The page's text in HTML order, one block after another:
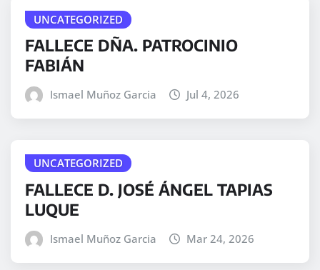
UNCATEGORIZED
FALLECE DÑA. PATROCINIO
FABIÁN
Ismael Muñoz Garcia Jul 4, 2026
UNCATEGORIZED
FALLECE D. JOSÉ ÁNGEL TAPIAS
LUQUE
Ismael Muñoz Garcia Mar 24, 2026